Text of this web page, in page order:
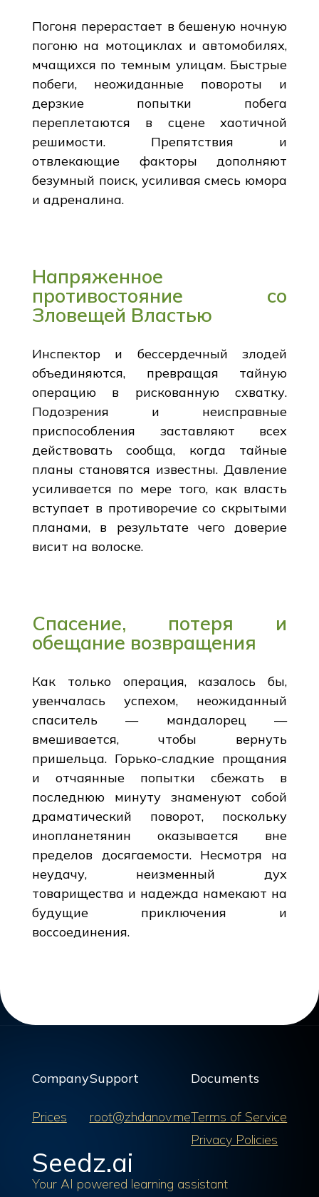
Погоня перерастает в бешеную ночную
погоню на мотоциклах и автомобилях,
мчащихся по темным улицам. Быстрые
побеги, неожиданные повороты и
дерзкие попытки побега
переплетаются в сцене хаотичной
решимости. Препятствия и
отвлекающие факторы дополняют
безумный поиск, усиливая смесь юмора
и адреналина.
Напряженное
противостояние со
Зловещей Властью
Инспектор и бессердечный злодей
объединяются, превращая тайную
операцию в рискованную схватку.
Подозрения и неисправные
приспособления заставляют всех
действовать сообща, когда тайные
планы становятся известны. Давление
усиливается по мере того, как власть
вступает в противоречие со скрытыми
планами, в результате чего доверие
висит на волоске.
Спасение, потеря и
обещание возвращения
Как только операция, казалось бы,
увенчалась успехом, неожиданный
спаситель — мандалорец —
вмешивается, чтобы вернуть
пришельца. Горько-сладкие прощания
и отчаянные попытки сбежать в
последнюю минуту знаменуют собой
драматический поворот, поскольку
инопланетянин оказывается вне
пределов досягаемости. Несмотря на
неудачу, неизменный дух
товарищества и надежда намекают на
будущие приключения и
воссоединения.
Company
Prices
Support
root@zhdanov.me
Documents
Terms of Service
Privacy Policies
Seedz.ai
Your AI powered learning assistant